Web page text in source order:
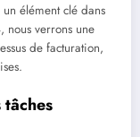
élément clé dans
nous verrons une
de facturation,